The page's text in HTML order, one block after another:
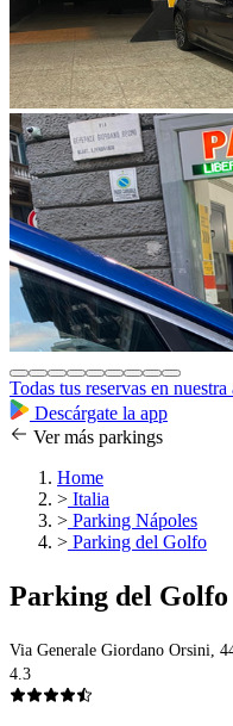
Todas tus reservas en nuestra
Descárgate la app
Ver más parkings
Home
> Italia
> Parking Nápoles
> Parking del Golfo
Parking del Golfo
Via Generale Giordano Orsini,
4.3